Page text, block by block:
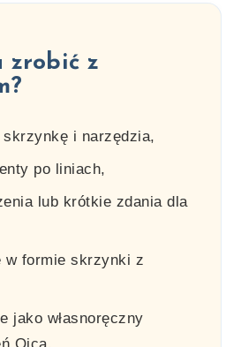
zrobić z
skrzynkę i narzędzia,
po liniach,
lub krótkie zdania dla
w formie skrzynki z
jako własnoręczny